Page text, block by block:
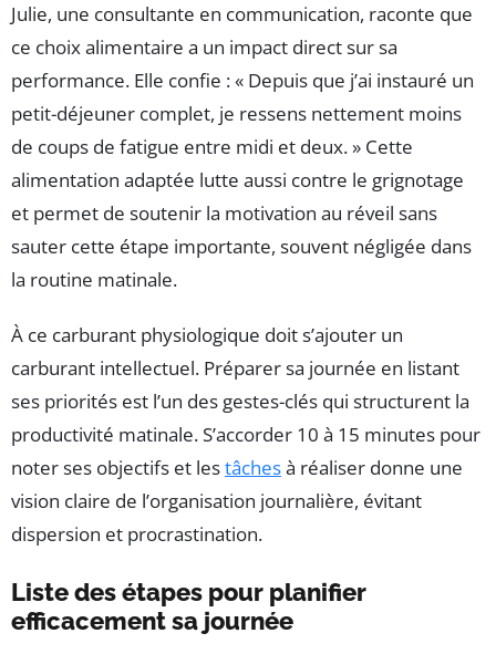
Julie, une consultante en communication, raconte que
ce choix alimentaire a un impact direct sur sa
performance. Elle confie : « Depuis que j’ai instauré un
petit-déjeuner complet, je ressens nettement moins
de coups de fatigue entre midi et deux. » Cette
alimentation adaptée lutte aussi contre le grignotage
et permet de soutenir la motivation au réveil sans
sauter cette étape importante, souvent négligée dans
la routine matinale.
À ce carburant physiologique doit s’ajouter un
carburant intellectuel. Préparer sa journée en listant
ses priorités est l’un des gestes-clés qui structurent la
productivité matinale. S’accorder 10 à 15 minutes pour
noter ses objectifs et lestâchesà réaliser donne une
vision claire de l’organisation journalière, évitant
dispersion et procrastination.
Liste des étapes pour planifier
efficacement sa journée